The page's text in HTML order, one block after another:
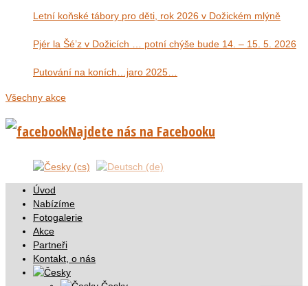
Letní koňské tábory pro děti, rok 2026 v Dožickém mlýně
Pjér la Šé’z v Dožicích … potní chýše bude 14. – 15. 5. 2026
Putování na koních…jaro 2025…
Všechny akce
Najdete nás na Facebooku
Úvod
Nabízíme
Fotogalerie
Akce
Partneři
Kontakt, o nás